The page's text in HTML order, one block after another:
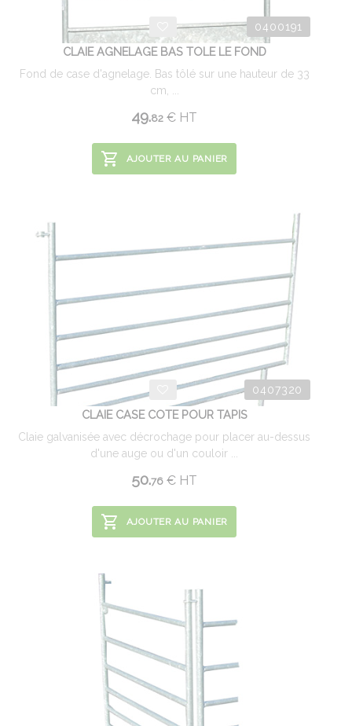
0400191
CLAIE AGNELAGE BAS TOLE LE FOND
Fond de case d'agnelage. Bas tôlé sur une hauteur de 33
cm, ...
49.82 € HT
AJOUTER AU PANIER
0407320
CLAIE CASE COTE POUR TAPIS
Claie galvanisée avec décrochage pour placer au-dessus
d'une auge ou d'un couloir ...
50.76 € HT
AJOUTER AU PANIER